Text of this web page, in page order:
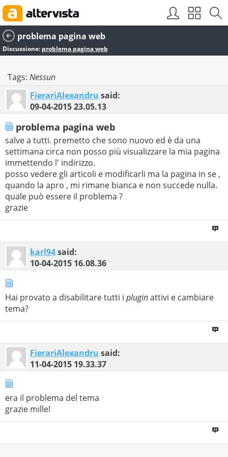
problema pagina web
Discussione: problema pagina web
Tags: Nessun
FierariAlexandru said:
09-04-201523.05.13
problema pagina web
salve a tutti. premetto che sono nuovo ed è da una
settimana circa non posso più visualizzare la mia pagina
immettendo l' indirizzo.
posso vedere gli articoli e modificarli ma la pagina in se ,
quando la apro , mi rimane bianca e non succede nulla.
quale può essere il problema ?
grazie
karl94said:
10-04-2015 16.08.36
Hai provato a disabilitare tutti i pluginattivi e cambiare
tema?
FierariAlexandru said:
11-04-2015 19.33.37
era il problema del tema
grazie mille!